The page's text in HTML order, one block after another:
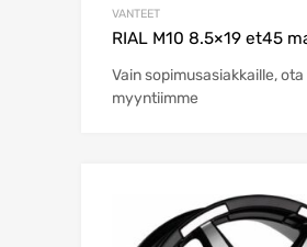
VANTEET
RIAL M10 8.5×19 et45
Vain sopimusasiakkaille,
myyntiimme